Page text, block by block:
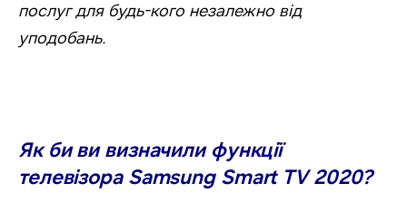
послуг для будь-кого незалежно від
уподобань.
Як би ви визначили функції
телевізора Samsung Smart TV 2020?